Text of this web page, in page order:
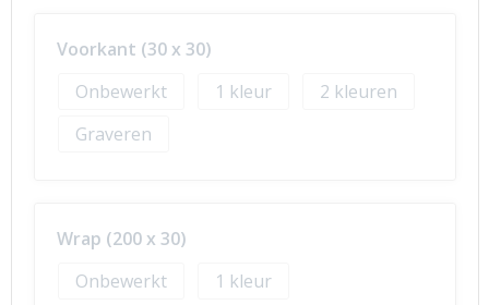
Voorkant (30 x 30)
Onbewerkt
1
2
Graveren
Wrap (200 x 30)
Onbewerkt
1